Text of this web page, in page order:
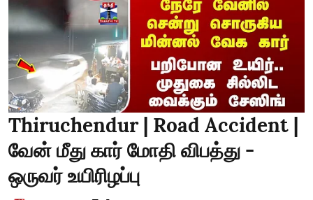
Thiruchendur | Road Accident |
வேன் மீது கார் மோதி விபத்து -
ஒருவர் உயிரிழப்பு